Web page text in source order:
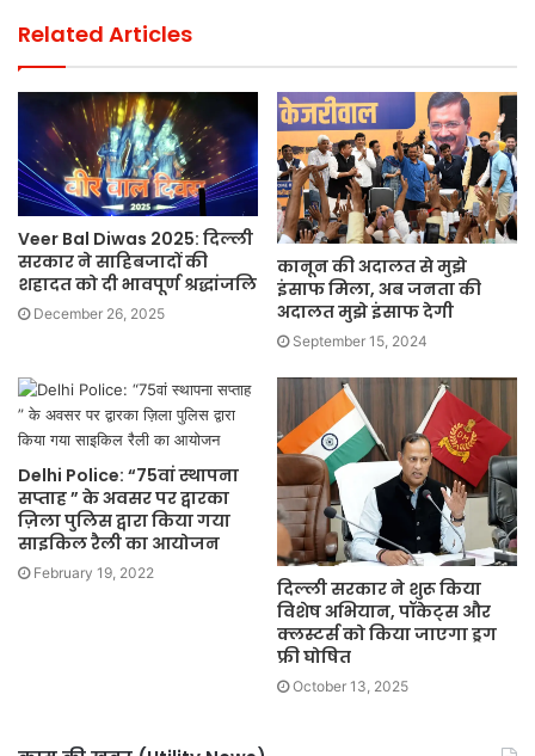
Related Articles
Veer Bal Diwas 2025: दिल्ली
सरकार ने साहिबजादों की
शहादत को दी भावपूर्ण श्रद्धांजलि
December 26, 2025
कानून की अदालत से मुझे
इंसाफ मिला, अब जनता की
अदालत मुझे इंसाफ देगी
September 15, 2024
Delhi Police: “75वां स्थापना
सप्ताह ” के अवसर पर द्वारका
ज़िला पुलिस द्वारा किया गया
साइकिल रैली का आयोजन
February 19, 2022
दिल्ली सरकार ने शुरू किया
विशेष अभियान, पॉकेट्स और
क्लस्टर्स को किया जाएगा ड्रग
फ्री घोषित
October 13, 2025